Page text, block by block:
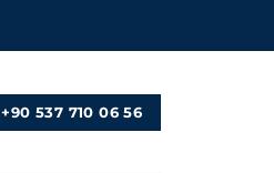
+90 537 710 06 56